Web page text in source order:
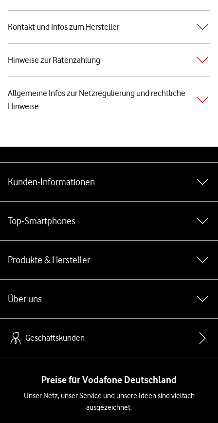
Kontakt und Infos zum Hersteller
Hinweise zur Ratenzahlung
Allgemeine Infos zur Netzregulierung und rechtliche
Hinweise
Kunden-Informationen
Top-Smartphones
Produkte & Hersteller
Über uns
Geschäftskunden
Preise für Vodafone Deutschland
Unser Netz, unser Service und unsere Ideen sind vielfach
ausgezeichnet.